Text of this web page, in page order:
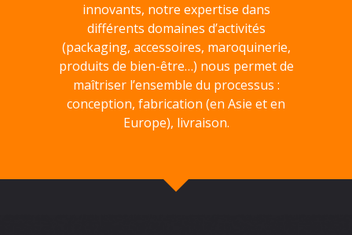
innovants, notre expertise dans
différents domaines d’activités
(packaging, accessoires, maroquinerie,
produits de bien-être…) nous permet de
maîtriser l’ensemble du processus :
conception, fabrication (en Asie et en
Europe), livraison.